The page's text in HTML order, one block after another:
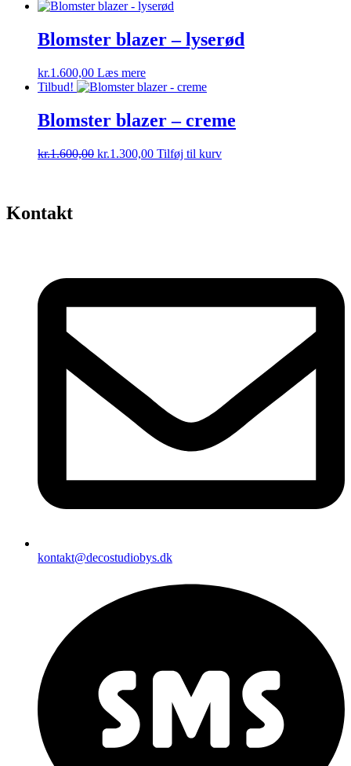
Blomster blazer – lyserød
kr.1.600,00 Læs mere
Tilbud!
Blomster blazer – creme
kr.1.600,00 Den
kr.1.300,00Den
Tilføj til kurv
Kontakt
kontakt@decostudiobys.dk